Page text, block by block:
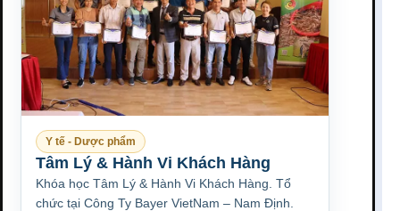
Y tế - Dược phẩm
Tâm Lý & Hành Vi Khách Hàng
Khóa học Tâm Lý & Hành Vi Khách Hàng. Tổ
chức tại Công Ty Bayer VietNam – Nam Định.